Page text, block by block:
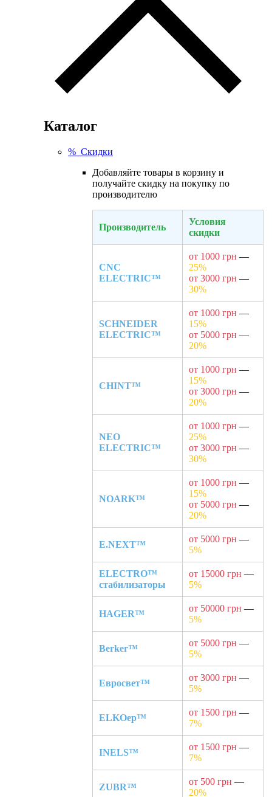
Каталог
% Скидки
Добавляйте товары в корзину и
получайте скидку на покупку по
производителю
Производитель
Условия
скидки
CNC
ELECTRIC™
от 1000 грн —
25%
от 3000 грн —
30%
SCHNEIDER
ELECTRIC™
от 1000 грн —
15%
от 5000 грн —
20%
CHINT™
от 1000 грн —
15%
от 3000 грн —
20%
NEO
ELECTRIC™
от 1000 грн —
25%
от 3000 грн —
30%
NOARK™
от 1000 грн —
15%
от 5000 грн —
20%
E.NEXT™
от 5000 грн —
5%
ELECTRO™
стабилизаторы
от 15000 грн —
5%
HAGER™
от 50000 грн —
5%
Berker™
от 5000 грн —
5%
Евросвет™
от 3000 грн —
5%
ELKOep™
от 1500 грн —
7%
INELS™
от 1500 грн —
7%
ZUBR™
от 500 грн —
20%